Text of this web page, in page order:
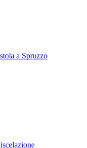
a Spruzzo